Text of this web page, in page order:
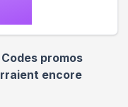
promos
encore